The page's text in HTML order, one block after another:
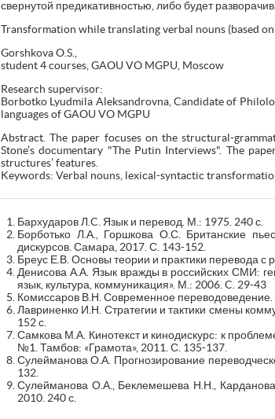
свернутой предикативностью, либо будет
Transformation while translating verbal nouns (based on
Gorshkova O.S.,
student 4 courses, GAOU VO MGPU, Moscow
Research supervisor:
Borbotko Lyudmila Aleksandrovna, Candidate of
languages of GAOU VO MGPU
Abstract. The paper focuses on the structural-
Stone’s documentary "The Putin Interviews". The
structures’ features.
Keywords: Verbal nouns, lexical-syntactic
Бархударов Л.C. Язык и перевод. М.: 1975. 240 с.
Борботько Л.А., Горшкова О.С. Британские
дискурсов. Самара, 2017. С. 143-152.
Бреус Е.В. Основы теории и практики перевода с
Денисова А.А. Язык вражды в российских СМИ:
язык, культура, коммуникация». М.: 2006. C. 29-43
Комиссаров В.Н. Современное переводоведение.
Лавриненко И.Н. Стратегии и тактики смены
152 с.
Самкова М.А. Кинотекст и кинодискурс: к
№1. Тамбов: «Грамота», 2011. С. 135-137.
Сулейманова О.А. Прогнозирование
132.
Сулейманова О.А., Беклемешева Н.Н.,
2010. 240 с.